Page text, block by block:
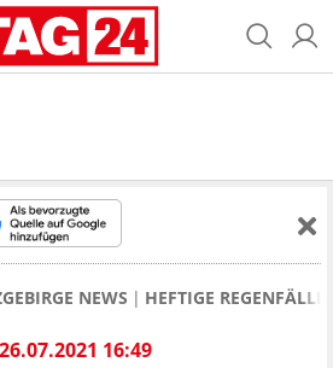
NEWS HEFTIGE
26.07.2021 16:49